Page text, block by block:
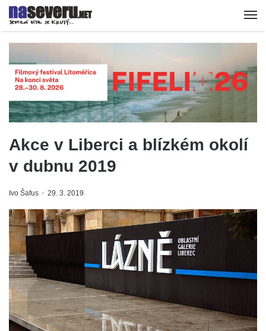
Akce v Liberci a blízkém okolí
v dubnu 2019
Ivo Šafus 29. 3. 2019